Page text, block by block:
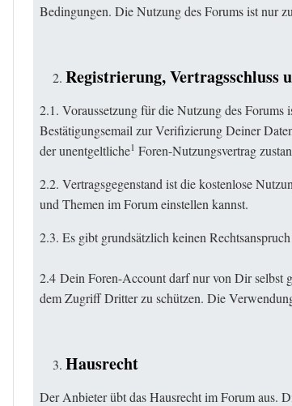
Bedingungen. Die Nutzung des Forums ist nur
Registrierung, Vertragsschluss
2.1. Voraussetzung für die Nutzung des
Bestätigungsemail zur Verifizierung Deiner
der unentgeltliche1 Foren-Nutzungsvertrag
2.2. Vertragsgegenstand ist die kostenlose
und Themen im Forum einstellen kannst.
2.3. Es gibt grundsätzlich keinen
2.4 Dein Foren-Account darf nur von Dir selbst
dem Zugriff Dritter zu schützen. Die
Hausrecht
Der Anbieter übt das Hausrecht im Forum aus.